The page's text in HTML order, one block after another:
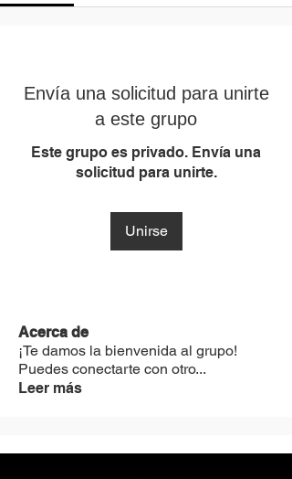
Envía una solicitud para unirte
a este grupo
Este grupo es privado. Envía una
solicitud para unirte.
Unirse
Acerca de
¡Te damos la bienvenida al grupo!
Puedes conectarte con otro...
Leer más